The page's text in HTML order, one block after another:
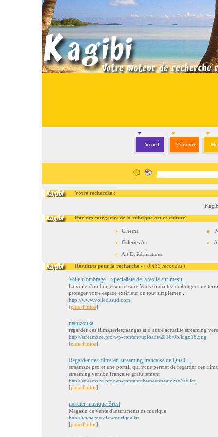
Accueil S'inscrire
Votre recherche :
liste des catégories de la rubrique art et culture
Cinema
Galeries Art
Art Et Réalisations
Résultats pour la recherche - ( 0.432 secondes )
Voile d'ombrage - Spécialiste de la voile sur mesu...
La voile d'ombrage sur mesure Vous souhaitez ombrager une
protéger votre espace extérieur ou tout simplemen...
http://www.voiledusud.com
[plus d'infos]
mamzouka
regarder des films,series;mangas et d autre actualité streaming
http://streamzze.pro/wp-content/uploads/2016/05/logo18.png
[plus d'infos]
Regarder des films en streaming francaise de Quali...
streamzze.pro et une portail qui vous permet de regarder des
streaming version française gratuitement
http://streamzze.pro/wp-content/themes/streamzze/fav.ico
[plus d'infos]
mercier musique Brest
Magasin de vente d'instruments de musique
http://www.mercier-musique.fr/
[plus d'infos]